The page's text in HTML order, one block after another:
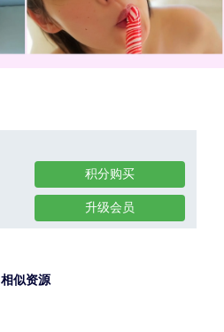
积分购买
升级会员
相似资源